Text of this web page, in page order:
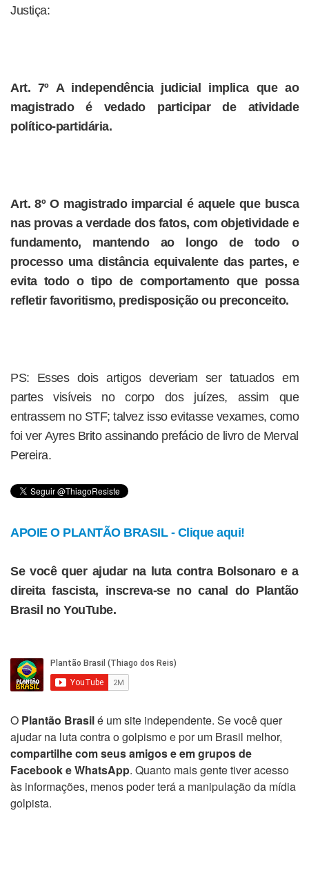
Justiça:
Art. 7º A independência judicial implica que ao
magistrado é vedado participar de atividade
político-partidária.
Art. 8º O magistrado imparcial é aquele que busca
nas provas a verdade dos fatos, com objetividade e
fundamento, mantendo ao longo de todo o
processo uma distância equivalente das partes, e
evita todo o tipo de comportamento que possa
refletir favoritismo, predisposição ou preconceito.
PS: Esses dois artigos deveriam ser tatuados em
partes visíveis no corpo dos juízes, assim que
entrassem no STF; talvez isso evitasse vexames, como
foi ver Ayres Brito assinando prefácio de livro de Merval
Pereira.
APOIE O PLANTÃO BRASIL - Clique aqui!
Se você quer ajudar na luta contra Bolsonaro e a
direita fascista, inscreva-se no canal do Plantão
Brasil no YouTube.
O Plantão Brasilé um site independente. Se você quer
ajudar na luta contra o golpismo e por um Brasil melhor,
compartilhe com seus amigos e em grupos de
Facebook e WhatsApp. Quanto mais gente tiver acesso
às informações, menos poder terá a manipulação da mídia
golpista.